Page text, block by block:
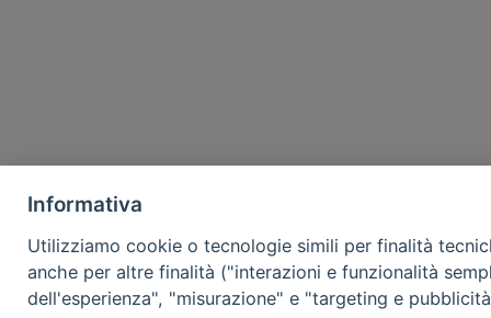
Informativa
Utilizziamo cookie o tecnologie simili per finalità
anche per altre finalità ("interazioni e funzionalità
dell'esperienza", "misurazione" e "targeting e